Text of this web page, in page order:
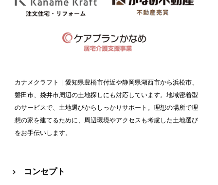
カナメクラフト ｜愛知県豊橋市付近や静岡県湖西市から浜松市、
磐田市、袋井市周辺の土地探しにも対応しています。地域密着型
のサービスで、土地選びからしっかりサポート。理想の場所で理
想の家を建てるために、周辺環境やアクセスも考慮した土地選び
をお手伝いします。
コンセプト